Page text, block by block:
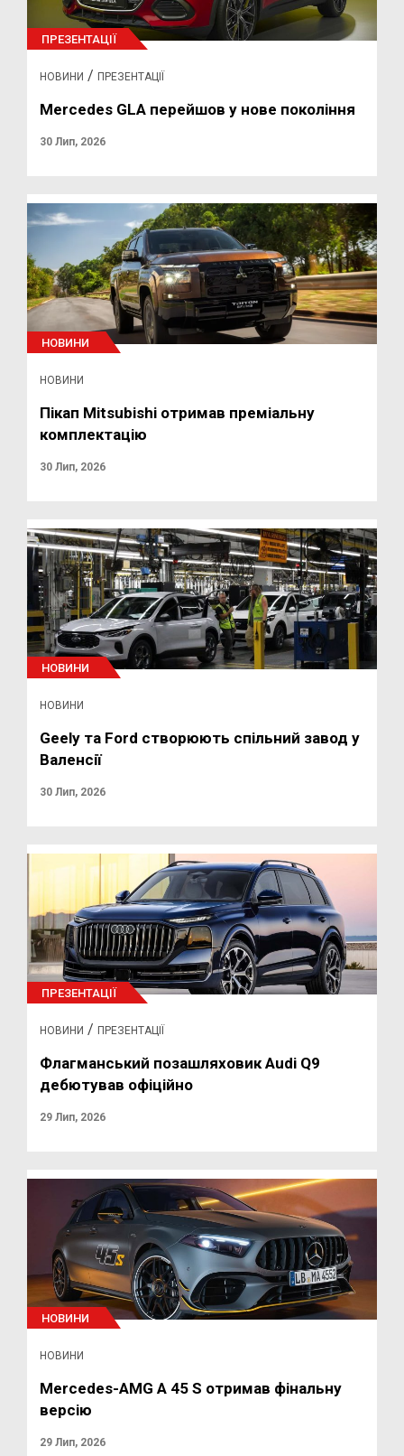
ПРЕЗЕНТАЦІЇ
НОВИНИ / ПРЕЗЕНТАЦІЇ
Mercedes GLA перейшов у нове покоління
30 Лип, 2026
НОВИНИ
НОВИНИ
Пікап Mitsubishi отримав преміальну
комплектацію
30 Лип, 2026
НОВИНИ
НОВИНИ
Geely та Ford створюють спільний завод у
Валенсії
30 Лип, 2026
ПРЕЗЕНТАЦІЇ
НОВИНИ / ПРЕЗЕНТАЦІЇ
Флагманський позашляховик Audi Q9
дебютував офіційно
29 Лип, 2026
НОВИНИ
НОВИНИ
Mercedes-AMG A 45 S отримав фінальну
версію
29 Лип, 2026